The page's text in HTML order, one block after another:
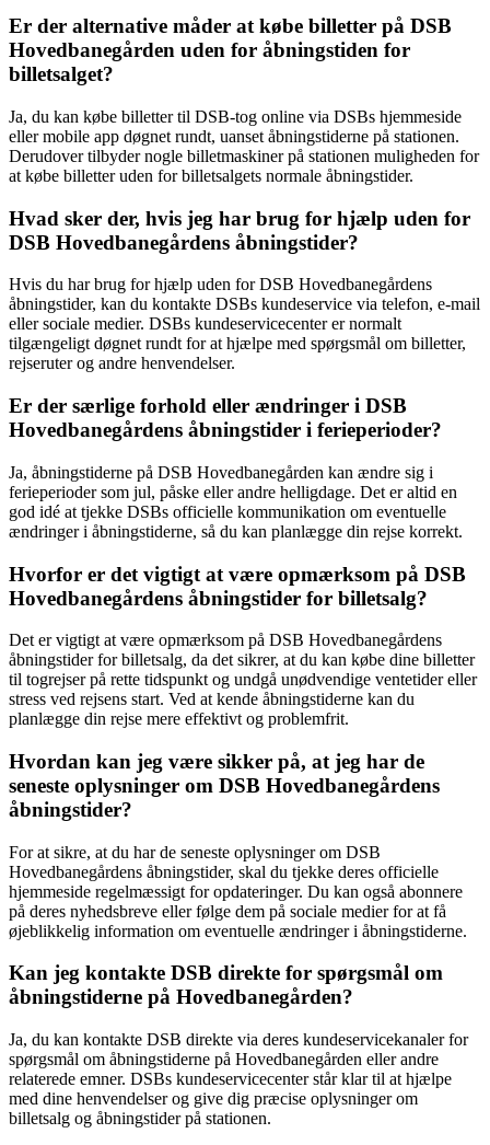
Er der alternative måder at købe billetter på DSB
Hovedbanegården uden for åbningstiden for
billetsalget?
Ja, du kan købe billetter til DSB-tog online via DSBs hjemmeside
eller mobile app døgnet rundt, uanset åbningstiderne på stationen.
Derudover tilbyder nogle billetmaskiner på stationen muligheden for
at købe billetter uden for billetsalgets normale åbningstider.
Hvad sker der, hvis jeg har brug for hjælp uden for
DSB Hovedbanegårdens åbningstider?
Hvis du har brug for hjælp uden for DSB Hovedbanegårdens
åbningstider, kan du kontakte DSBs kundeservice via telefon, e-mail
eller sociale medier. DSBs kundeservicecenter er normalt
tilgængeligt døgnet rundt for at hjælpe med spørgsmål om billetter,
rejseruter og andre henvendelser.
Er der særlige forhold eller ændringer i DSB
Hovedbanegårdens åbningstider i ferieperioder?
Ja, åbningstiderne på DSB Hovedbanegården kan ændre sig i
ferieperioder som jul, påske eller andre helligdage. Det er altid en
god idé at tjekke DSBs officielle kommunikation om eventuelle
ændringer i åbningstiderne, så du kan planlægge din rejse korrekt.
Hvorfor er det vigtigt at være opmærksom på DSB
Hovedbanegårdens åbningstider for billetsalg?
Det er vigtigt at være opmærksom på DSB Hovedbanegårdens
åbningstider for billetsalg, da det sikrer, at du kan købe dine billetter
til togrejser på rette tidspunkt og undgå unødvendige ventetider eller
stress ved rejsens start. Ved at kende åbningstiderne kan du
planlægge din rejse mere effektivt og problemfrit.
Hvordan kan jeg være sikker på, at jeg har de
seneste oplysninger om DSB Hovedbanegårdens
åbningstider?
For at sikre, at du har de seneste oplysninger om DSB
Hovedbanegårdens åbningstider, skal du tjekke deres officielle
hjemmeside regelmæssigt for opdateringer. Du kan også abonnere
på deres nyhedsbreve eller følge dem på sociale medier for at få
øjeblikkelig information om eventuelle ændringer i åbningstiderne.
Kan jeg kontakte DSB direkte for spørgsmål om
åbningstiderne på Hovedbanegården?
Ja, du kan kontakte DSB direkte via deres kundeservicekanaler for
spørgsmål om åbningstiderne på Hovedbanegården eller andre
relaterede emner. DSBs kundeservicecenter står klar til at hjælpe
med dine henvendelser og give dig præcise oplysninger om
billetsalg og åbningstider på stationen.